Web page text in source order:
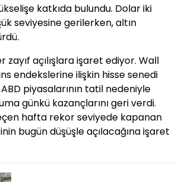
katkıda bulundu. Dolar iki
seviyesine gerilerken, altın
zayıf açılışlara işaret ediyor. Wall
endekslerine ilişkin hisse senedi
piyasalarının tatil nedeniyle
günkü kazançlarını geri verdi.
hafta rekor seviyede kapanan
bugün düşüşle açılacağına işaret